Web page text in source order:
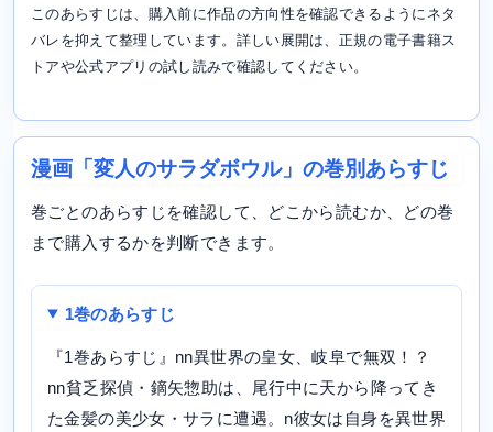
このあらすじは、購入前に作品の方向性を確認できるようにネタ
バレを抑えて整理しています。詳しい展開は、正規の電子書籍ス
トアや公式アプリの試し読みで確認してください。
漫画「変人のサラダボウル」の巻別あらすじ
巻ごとのあらすじを確認して、どこから読むか、どの巻
まで購入するかを判断できます。
1巻のあらすじ
『1巻あらすじ』nn異世界の皇女、岐阜で無双！？
nn貧乏探偵・鏑矢惣助は、尾行中に天から降ってき
た金髪の美少女・サラに遭遇。n彼女は自身を異世界